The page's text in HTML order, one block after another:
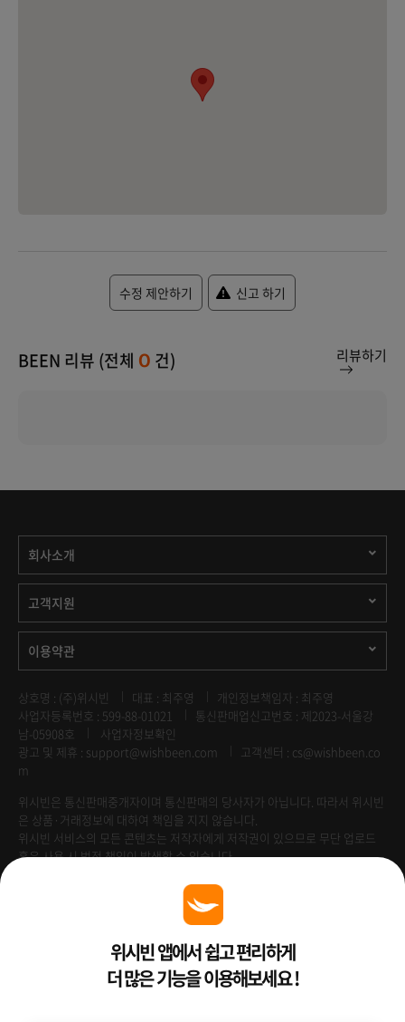
수정 제안하기 신고 하기
BEEN 리뷰 (전체 0 건) 리뷰하기
회사소개
고객지원
이용약관
상호명 : (주)위시빈 대표 : 최주영
개인정보책임자 : 최주영
사업자등록번호 : 599-88-01021
통신판매업신고번호 : 제2023-서울강
남-05908호
사업자정보확인
광고 및 제휴 : support@wishbeen.com
고객센터 : cs@wishbeen.co
m
위시빈은 통신판매중개자이며 통신판매의 당사자가 아닙니다. 따라서 위시빈
은 상품·거래정보에 대하여 책임을 지지 않습니다.
위시빈 서비스의 모든 콘텐츠는 저작자에게 저작권이 있으므로 무단 업로드
혹은 사용 시 법적 책임이 발생할 수 있습니다.
Venture Enterprise위시빈 앱에서 쉽고 편리하게
더 많은 기능을 이용해보세요 !